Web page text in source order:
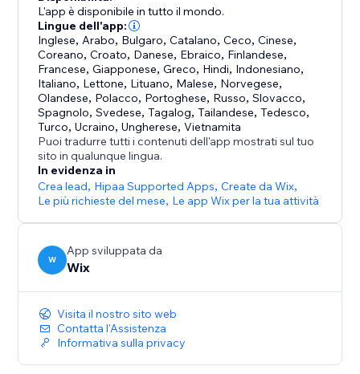
Precedentemente conosciuta come Wix AI Site Chat,
Smart Chat è stata aggiornata per includere la chat
manuale dal vivo ed è stata progettata per sostituire
L'app è disponibile in tutto il mondo.
Lingue dell'app:
Inglese, Arabo, Bulgaro,Catalano,Ceco,Cinese,
Coreano,Croato, Danese, Ebraico, Finlandese,
Francese,Giapponese,Greco, Hindi, Indonesiano,
Italiano, Lettone, Lituano, Malese, Norvegese,
Olandese, Polacco, Portoghese, Russo,Slovacco,
Spagnolo,Svedese,Tagalog,Tailandese,Tedesco,
Turco,Ucraino,Ungherese,Vietnamita
Puoi tradurre tutti i contenuti dell'app mostrati sul tuo
sito in qualunque lingua.
In evidenza in
Crea lead, Hipaa Supported Apps,Create da Wix,
Le più richieste del mese, Le app Wix per la tua attività
W
App sviluppata da
Wix
Visita il nostro sito web
Contatta l'Assistenza
Informativa sulla privacy